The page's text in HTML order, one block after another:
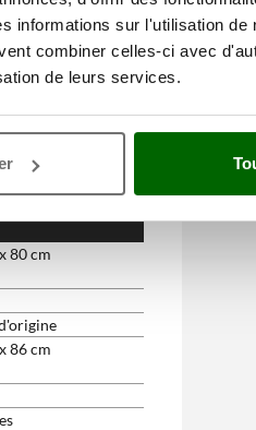
informations sur l'utilisation de
combiner celles-ci avec
de leurs services.
80 cm
86 cm